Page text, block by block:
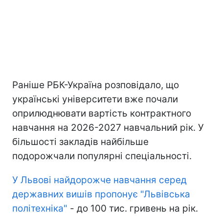
Раніше РБК-Україна розповідало, що
українські університети вже почали
оприлюднювати вартість контрактного
навчання на 2026-2027 навчальний рік. У
більшості закладів найбільше
подорожчали популярні спеціальності.
У Львові найдорожче навчання серед
державних вишів пропонує "Львівська
політехніка" - до 100 тис. гривень на рік.